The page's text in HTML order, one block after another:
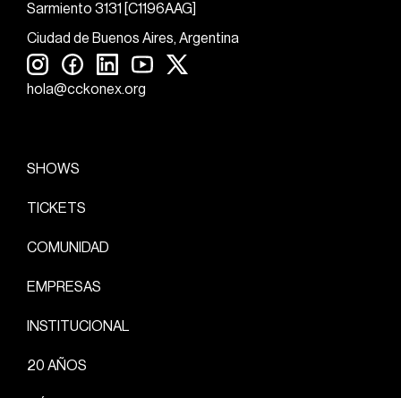
Sarmiento 3131 [C1196AAG]
Ciudad de Buenos Aires, Argentina
hola@cckonex.org
SHOWS
TICKETS
COMUNIDAD
EMPRESAS
INSTITUCIONAL
20 AÑOS